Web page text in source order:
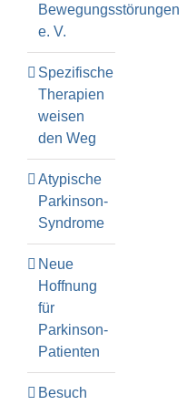
Bewegungsstörungen
e. V.
Spezifische
Therapien
weisen
den Weg
Atypische
Parkinson-
Syndrome
Neue
Hoffnung
für
Parkinson-
Patienten
Besuch